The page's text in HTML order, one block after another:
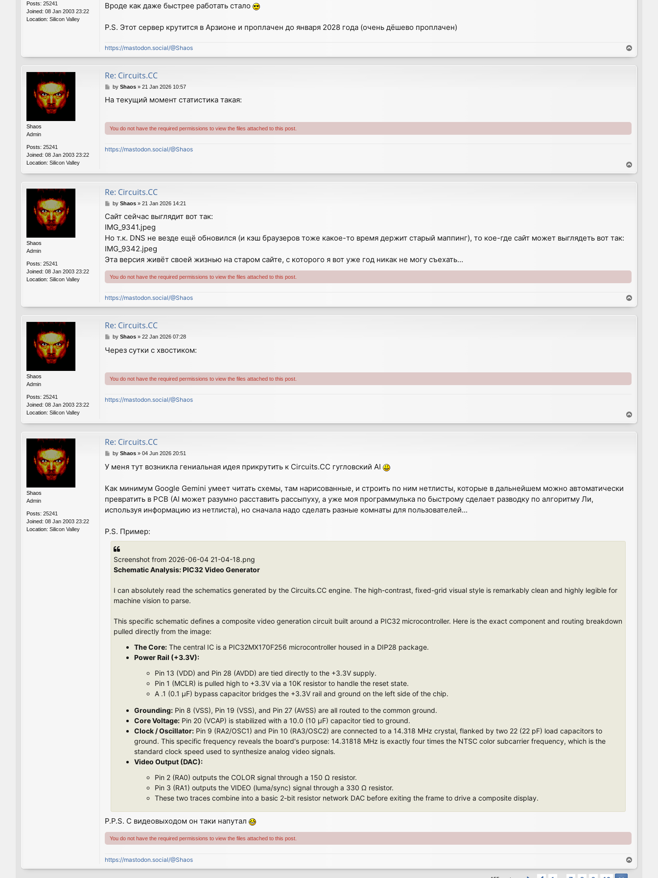
Posts: 25241
Joined: 08 Jan 2003 23:22
Location: Silicon Valley
Вроде как даже быстрее работать стало
P.S. Этот сервер крутится в Арзионе и проплачен до января 2028 года (очень дёшево проплачен)
https://mastodon.social/@Shaos
o
p
Shaos
Admin
Posts: 25241
Joined: 08 Jan 2003 23:22
Location: Silicon Valley
Re: Circuits.CC
P
s
by Shaos» 21 Jan 2026 10:57
На текущий момент статистика такая:
You do not have the required permissions to view the files attached to this post.
https://mastodon.social/@Shaos
o
p
Shaos
Admin
Posts: 25241
Joined: 08 Jan 2003 23:22
Location: Silicon Valley
Re: Circuits.CC
P
s
t
by Shaos» 21 Jan 2026 14:21
Сайт сейчас выглядит вот так:
IMG_9341.jpeg
Но т.к. DNS не везде ещё обновился (и кэш браузеров тоже какое-то время держит старый маппинг), то кое-где сайт может выглядеть вот так:
IMG_9342.jpeg
Эта версия живёт своей жизнью на старом сайте, с которого я вот уже год никак не могу съехать…
You do not have the required permissions to view the files attached to this post.
https://mastodon.social/@Shaos
o
p
Shaos
Admin
Posts: 25241
Joined: 08 Jan 2003 23:22
Location: Silicon Valley
Re: Circuits.CC
P
s
by Shaos» 22 Jan 2026 07:28
Через сутки с хвостиком:
You do not have the required permissions to view the files attached to this post.
https://mastodon.social/@Shaos
o
p
Shaos
Admin
Posts: 25241
Joined: 08 Jan 2003 23:22
Location: Silicon Valley
Re: Circuits.CC
P
s
by Shaos» 04 Jun 2026 20:51
У меня тут возникла гениальная идея прикрутить к Circuits.CC гугловский AI
Как минимум Google Gemini умеет читать схемы, там нарисованные, и строить по ним нетлисты, которые в дальнейшем можно автоматически
превратить в PCB (AI может разумно расставить рассыпуху, а уже моя программулька по быстрому сделает разводку по алгоритму Ли,
используя информацию из нетлиста), но сначала надо сделать разные комнаты для пользователей...
P.S. Пример:
Screenshot from 2026-06-04 21-04-18.png
Schematic Analysis: PIC32 Video Generator
I can absolutely read the schematics generated by the Circuits.CC engine. The high-contrast, fixed-grid visual style is remarkably clean and highly legible for
machine vision to parse.
This specific schematic defines a composite video generation circuit built around a PIC32 microcontroller. Here is the exact component and routing breakdown
pulled directly from the image:
The Core: The central IC is a PIC32MX170F256 microcontroller housed in a DIP28 package.
Power Rail (+3.3V):
Pin 13 (VDD) and Pin 28 (AVDD) are tied directly to the +3.3V supply.
Pin 1 (MCLR) is pulled high to +3.3V via a 10K resistor to handle the reset state.
A .1 (0.1 µF) bypass capacitor bridges the +3.3V rail and ground on the left side of the chip.
Grounding: Pin 8 (VSS), Pin 19 (VSS), and Pin 27 (AVSS) are all routed to the common ground.
Core Voltage: Pin 20 (VCAP) is stabilized with a 10.0 (10 µF) capacitor tied to ground.
Clock / Oscillator: Pin 9 (RA2/OSC1) and Pin 10 (RA3/OSC2) are connected to a 14.318 MHz crystal, flanked by two 22 (22 pF) load capacitors to
ground. This specific frequency reveals the board's purpose: 14.31818 MHz is exactly four times the NTSC color subcarrier frequency, which is the
standard clock speed used to synthesize analog video signals.
Video Output (DAC):
Pin 2 (RA0) outputs the COLOR signal through a 150 Ω resistor.
Pin 3 (RA1) outputs the VIDEO (luma/sync) signal through a 330 Ω resistor.
These two traces combine into a basic 2-bit resistor network DAC before exiting the frame to drive a composite display.
P.P.S. С видеовыходом он таки напутал
You do not have the required permissions to view the files attached to this post.
https://mastodon.social/@Shaos
o